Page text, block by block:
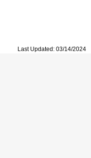
Last Updated: 03/14/2024